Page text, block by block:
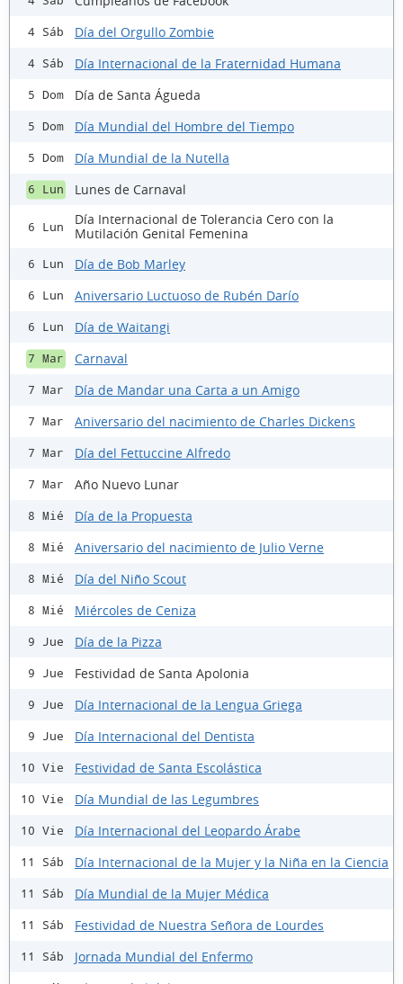
4 Sáb Día del Orgullo Zombie
4 Sáb Día Internacional de la Fraternidad Humana
5 Dom Día de Santa Águeda
5 Dom Día Mundial del Hombre del Tiempo
5 Dom Día Mundial de la Nutella
6 Lun Lunes de Carnaval
6 Lun
Día Internacional de Tolerancia Cero con la
Mutilación Genital Femenina
6 Lun Día de Bob Marley
6 Lun Aniversario Luctuoso de Rubén Darío
6 Lun Día de Waitangi
7 Mar Carnaval
7 Mar Día de Mandar una Carta a un Amigo
7 Mar Aniversario del nacimiento de Charles Dickens
7 Mar Día del Fettuccine Alfredo
7 Mar Año Nuevo Lunar
8 Mié Día de la Propuesta
8 Mié Aniversario del nacimiento de Julio Verne
8 Mié Día del Niño Scout
8 Mié Miércoles de Ceniza
9 Jue Día de la Pizza
9 Jue Festividad de Santa Apolonia
9 Jue Día Internacional de la Lengua Griega
9 Jue Día Internacional del Dentista
10 Vie Festividad de Santa Escolástica
10 Vie Día Mundial de las Legumbres
10 Vie Día Internacional del Leopardo Árabe
11 Sáb Día Internacional de la Mujer y la Niña en la Ciencia
11 Sáb Día Mundial de la Mujer Médica
11 Sáb Festividad de Nuestra Señora de Lourdes
11 Sáb Jornada Mundial del Enfermo